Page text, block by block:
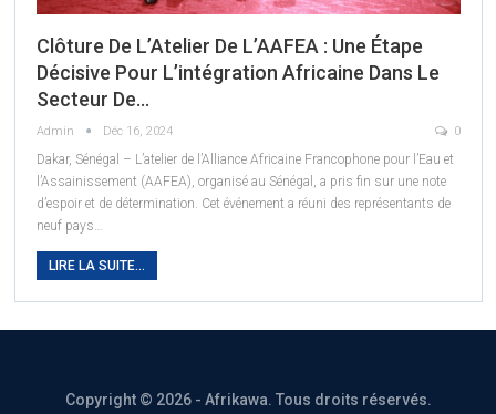
Clôture De L’Atelier De L’AAFEA : Une Étape
Décisive Pour L’intégration Africaine Dans Le
Secteur De…
Admin Déc 16, 2024 0
Dakar, Sénégal – L’atelier de l’Alliance Africaine Francophone pour l’Eau et
l’Assainissement (AAFEA), organisé au Sénégal, a pris fin sur une note
d’espoir et de détermination. Cet événement a réuni des représentants de
neuf pays
LIRE LA SUITE...
Copyright © 2026 - Afrikawa. Tous droits réservés.